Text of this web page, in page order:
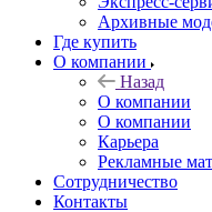
Архивные
Где купить
О компании
Назад
О компании
О компании
Карьера
Рекламные
Сотрудничество
Контакты